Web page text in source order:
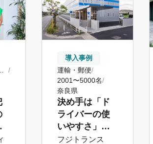
導入事例
運輸・郵便
2001〜5000名
奈良県
決め手は「ド
ライバーの使
いやすさ」。
労務工数の半
フジトランス